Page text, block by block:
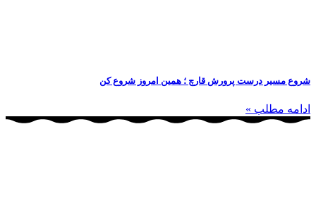
شروع مسیر درست پرورش قارچ ؛ همین امروز شروع کن
ادامه مطلب »